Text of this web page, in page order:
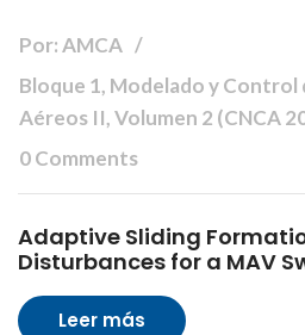
Por: AMCA
Bloque 1, Modelado y Control
Aéreos II, Volumen 2 (CNCA
0 Comments
Adaptive Sliding
Disturbances for a MAV
Leer más